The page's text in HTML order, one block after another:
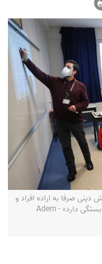
دینی صرفا به اراده افراد و
تقاضای نمایندگان قانونی خردسالان بستگی دارد» - Adem